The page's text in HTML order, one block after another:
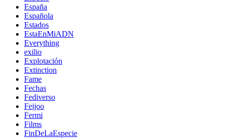
España
Española
Estados
EstaEnMiADN
Everything
exilio
Explotación
Extinction
Fame
Fechas
Fediverso
Feijoo
Fermi
Films
FinDeLaEspecie